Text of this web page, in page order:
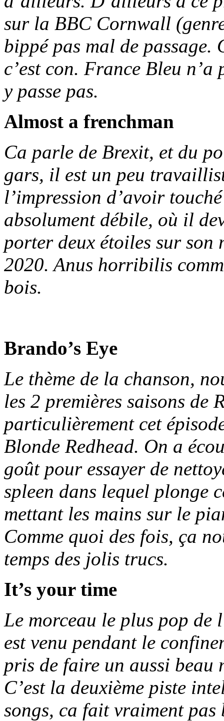
sur la BBC Cornwall
bippé pas mal de passage.
c’est con. France Bleu n’a
y passe pas.
Almost a frenchman
Ca parle de Brexit, et du
gars, il est un peu
l’impression d’avoir
absolument débile, où il
porter deux étoiles sur
2020. Anus horribilis
bois.
Brando’s Eye
Le thème de la chanson,
les 2 premières saisons de
particulièrement cet
Blonde Redhead. On a
goût pour essayer de
spleen dans lequel plonge
mettant les mains sur le
Comme quoi des fois, ça
temps des jolis trucs.
It’s your time
Le morceau le plus pop de
est venu pendant le
pris de faire un aussi beau
C’est la deuxième piste
songs, ca fait vraiment pas